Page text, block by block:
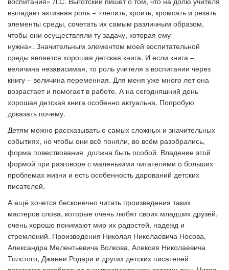
выпадает активная роль − «лепить, кроить, кромсать и резать
элементы среды, сочетать их самым различным образом,
чтобы они осуществляли ту задачу, которая ему
нужна». Значительным элементом моей воспитательной
среды является хорошая детская книга. И если книга –
величина независимая, то роль учителя в воспитании через
книгу – величина переменная. Для меня уже много лет она
возрастает и помогает в работе. А на сегодняшний день
хорошая детская книга особенно актуальна. Попробую
доказать почему.
Детям можно рассказывать о самых сложных и значительных
событиях, но чтобы они всё поняли, во всём разобрались,
форма повествования должна быть особой. Владение этой
формой при разговоре с маленькими читателями о больших
проблемах жизни и есть особенность дарований детских
писателей.
А ещё хочется бесконечно читать произведения таких
мастеров слова, которые очень любят своих младших друзей,
очень хорошо понимают мир их радостей, надежд и
стремлений. Произведения Николая Николаевича Носова,
Александра Мелентьевича Волкова, Алексея Николаевича
Толстого, Джанни Родари и других детских писателей